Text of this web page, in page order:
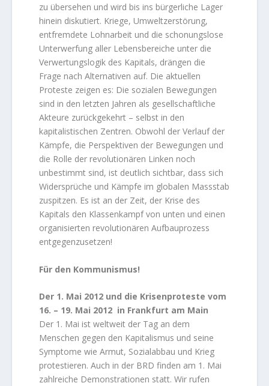
zu übersehen und wird bis ins bürgerliche Lager
hinein diskutiert. Kriege, Umweltzerstörung,
entfremdete Lohnarbeit und die schonungslose
Unterwerfung aller Lebensbereiche unter die
Verwertungslogik des Kapitals, drängen die
Frage nach Alternativen auf. Die aktuellen
Proteste zeigen es: Die sozialen Bewegungen
sind in den letzten Jahren als gesellschaftliche
Akteure zurückgekehrt – selbst in den
kapitalistischen Zentren. Obwohl der Verlauf der
Kämpfe, die Perspektiven der Bewegungen und
die Rolle der revolutionären Linken noch
unbestimmt sind, ist deutlich sichtbar, dass sich
Widersprüche und Kämpfe im globalen Massstab
zuspitzen. Es ist an der Zeit, der Krise des
Kapitals den Klassenkampf von unten und einen
organisierten revolutionären Aufbauprozess
entgegenzusetzen!
Für den Kommunismus!
Der 1. Mai 2012 und die Krisenproteste vom
16. – 19. Mai 2012 in Frankfurt am Main
Der 1. Mai ist weltweit der Tag an dem
Menschen gegen den Kapitalismus und seine
Symptome wie Armut, Sozialabbau und Krieg
protestieren. Auch in der BRD finden am 1. Mai
zahlreiche Demonstrationen statt. Wir rufen